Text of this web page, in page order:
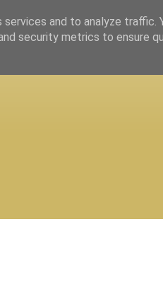
and to analyze traffic.
security metrics to ensure